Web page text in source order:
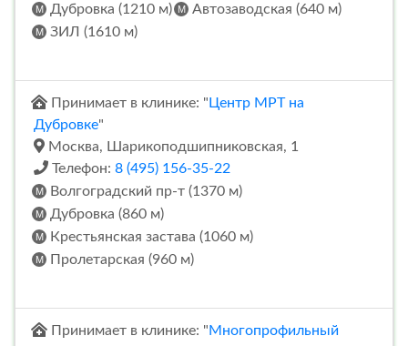
Дубровка (1210 м)
Автозаводская (640 м)
ЗИЛ (1610 м)
Принимает в клинике: " Центр МРТ на
Дубровке"
Москва, Шарикоподшипниковская, 1
Телефон: 8 (495) 156-35-22
Волгоградский пр-т (1370 м)
Дубровка (860 м)
Крестьянская застава (1060 м)
Пролетарская (960 м)
Принимает в клинике: "Многопрофильный